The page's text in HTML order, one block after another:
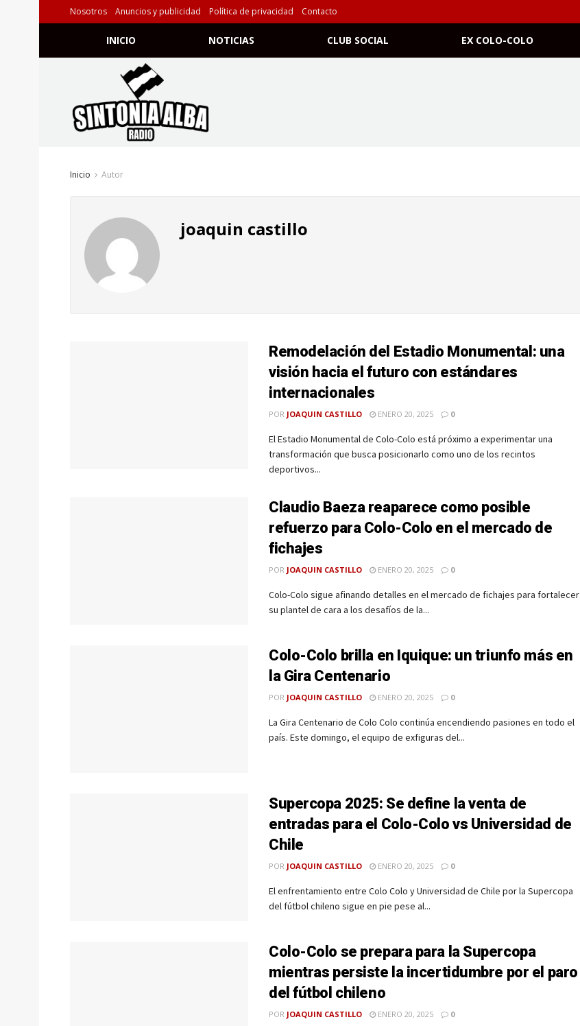
Nosotros Anuncios y publicidad Política de privacidad Contacto
INICIO NOTICIAS CLUB SOCIAL EX COLO-COLO
Inicio Autor
joaquin castillo
Remodelación del Estadio Monumental: una
visión hacia el futuro con estándares
internacionales
POR JOAQUIN CASTILLO ENERO 20, 2025 0
El Estadio Monumental de Colo-Colo está próximo a experimentar una
transformación que busca posicionarlo como uno de los recintos
deportivos...
Claudio Baeza reaparece como posible
refuerzo para Colo-Colo en el mercado de
fichajes
POR JOAQUIN CASTILLO ENERO 20, 2025 0
Colo-Colo sigue afinando detalles en el mercado de fichajes para fortalecer
su plantel de cara a los desafíos de la...
Colo-Colo brilla en Iquique: un triunfo más en
la Gira Centenario
POR JOAQUIN CASTILLO ENERO 20, 2025 0
La Gira Centenario de Colo Colo continúa encendiendo pasiones en todo el
país. Este domingo, el equipo de exfiguras del...
Supercopa 2025: Se define la venta de
entradas para el Colo-Colo vs Universidad de
Chile
POR JOAQUIN CASTILLO ENERO 20, 2025 0
El enfrentamiento entre Colo Colo y Universidad de Chile por la Supercopa
del fútbol chileno sigue en pie pese al...
Colo-Colo se prepara para la Supercopa
mientras persiste la incertidumbre por el paro
del fútbol chileno
POR JOAQUIN CASTILLO ENERO 20, 2025 0